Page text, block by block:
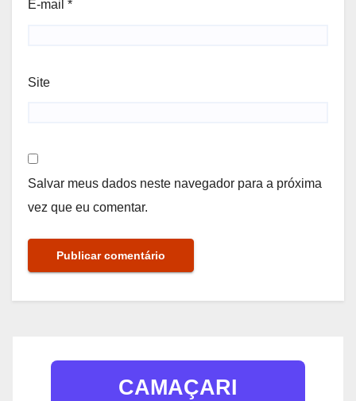
E-mail *
Site
Salvar meus dados neste navegador para a próxima
vez que eu comentar.
CAMAÇARI